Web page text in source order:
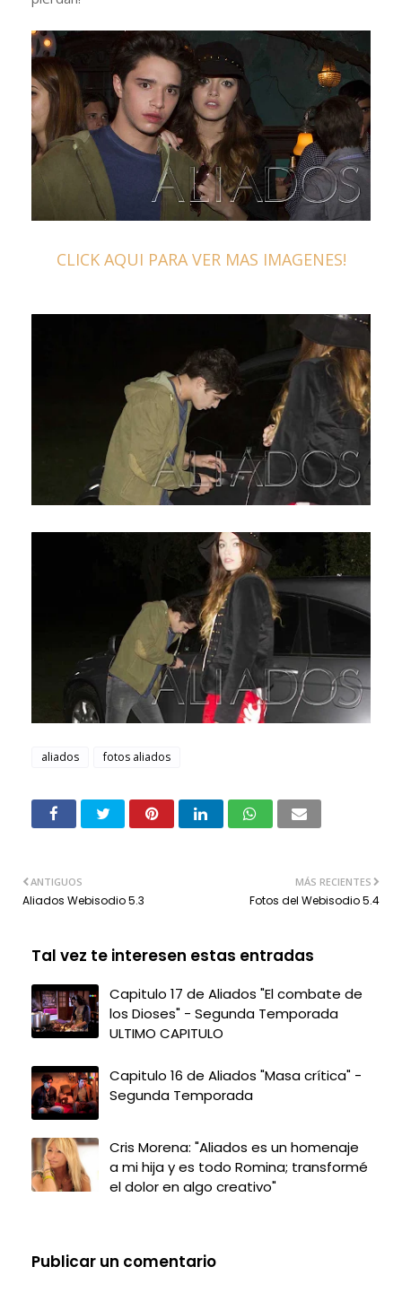
CLICK AQUI PARA VER MAS IMAGENES!
aliados fotos aliados
MÁS RECIENTES
Fotos del Webisodio 5.4
ANTIGUOS
Aliados Webisodio 5.3
Tal vez te interesen estas entradas
Capitulo 17 de Aliados "El combate de
los Dioses" - Segunda Temporada
ULTIMO CAPITULO
Capitulo 16 de Aliados "Masa crítica" -
Segunda Temporada
Cris Morena: "Aliados es un homenaje
a mi hija y es todo Romina; transformé
el dolor en algo creativo"
Publicar un comentario